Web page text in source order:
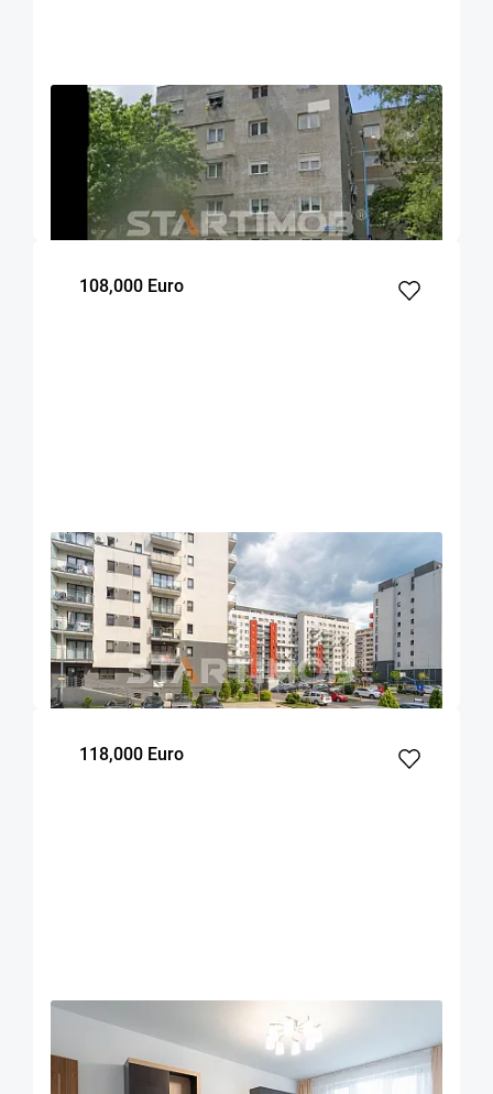
OFERTA NOUA EXCLUSIVITATE COMISION 0%
Apartament 3 camere Tudor Vladimirescu
Brasov
46.7
m²
2
dormitoare
3
Etaj
108,000 Euro
OFERTA NOUA EXCLUSIVITATE
Garsoniera cu boxa si parcare Maurer
Residence
Brasov
38
m²
1
dormitor
Parter
Etaj
118,000 Euro
OFERTA NOUA EXCLUSIVITATE
Apartament 3 camere Mircea Cel Batran -
Grivitei